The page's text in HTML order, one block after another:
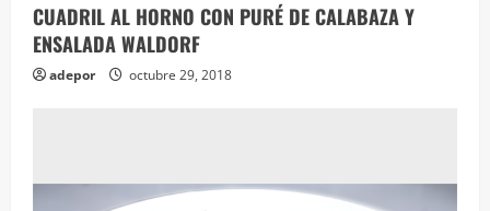
CUADRIL AL HORNO CON PURÉ DE CALABAZA Y
ENSALADA WALDORF
adepor octubre 29, 2018